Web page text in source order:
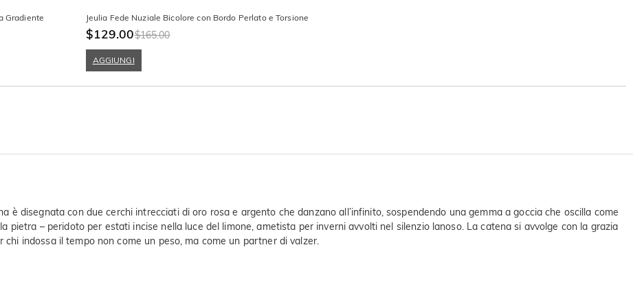
Gradiente Jeulia Fede Nuziale Bicolore con Bordo Perlato e Torsione
$129.00$165.00
AGGIUNGI
disegnata con due cerchi intrecciati di oro rosa e argento che danzano all’infinito, sospendendo una gemma a goccia che oscilla come
pietra – peridoto per estati incise nella luce del limone, ametista per inverni avvolti nel silenzio lanoso. La catena si avvolge con la grazia
indossa il tempo non come un peso, ma come un partner di valzer.